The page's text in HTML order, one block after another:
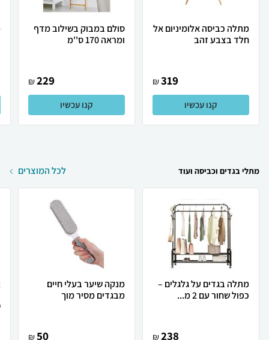
מתלה כביסה אלומיניום אל
חלד בצבע זהב
319
₪
קנו עכשיו
סולם במבוק בשילוב מדף
ומראה 170 ס''מ
229
₪
קנו עכשיו
מתלי בגדים וכביסה ועוד לכל המוצרים
מתלה בגדים על גלגלים –
כפול שחור עם 2 מ...
238
₪
מנקה שיער בעלי חיים
מבגדים מסיר מוך
50
₪